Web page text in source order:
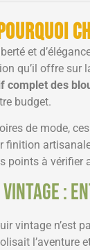
et
qu’il offre sur
complet des
budget.
de mode,
finition
points à vérifier
vintage :
vintage n’est
l’aventure